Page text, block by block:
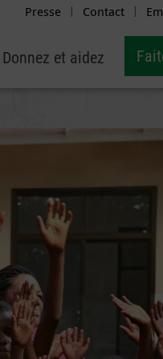
Presse | Contact |
Donnez et aidez